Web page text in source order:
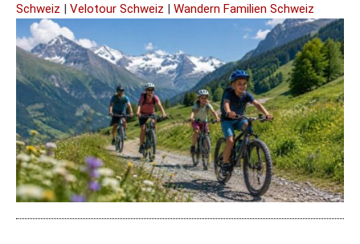
Schweiz | Velotour Schweiz | Wandern Familien Schweiz